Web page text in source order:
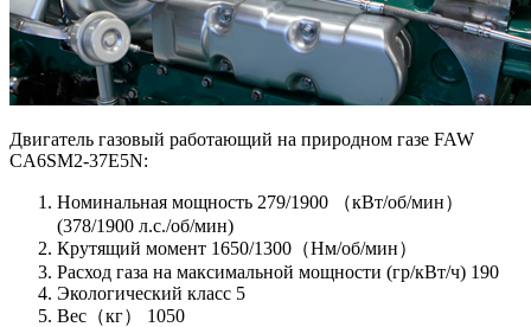
Двигатель газовый работающий на природном газе FAW
CA6SM2-37E5N:
Номинальная мощность 279/1900 （кВт/об/мин）
(378/1900 л.с./об/мин)
Крутящий момент 1650/1300（Нм/об/мин）
Расход газа на максимальной мощности (гр/кВт/ч) 190
Экологический класс 5
Вес（кг） 1050